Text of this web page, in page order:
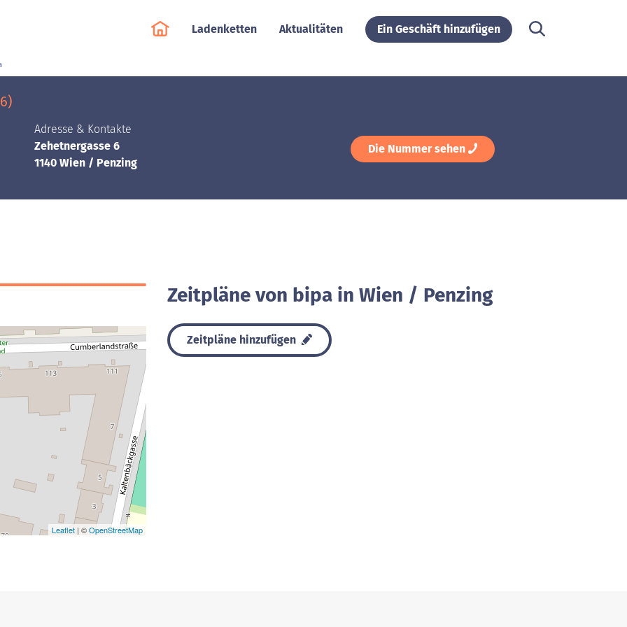
Ladenketten Aktualitäten Ein Geschäft hinzufügen
Adresse & Kontakte
Zehetnergasse 6
1140 Wien / Penzing
Die Nummer sehen
Leaflet | ©OpenStreetMap
Zeitpläne von bipa in Wien / Penzing
Zeitpläne hinzufügen